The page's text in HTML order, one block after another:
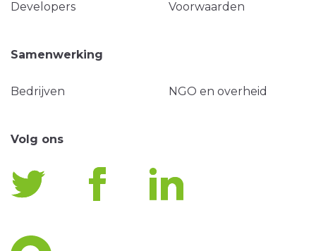
Developers Voorwaarden
Samenwerking
Bedrijven NGO en overheid
Volg ons